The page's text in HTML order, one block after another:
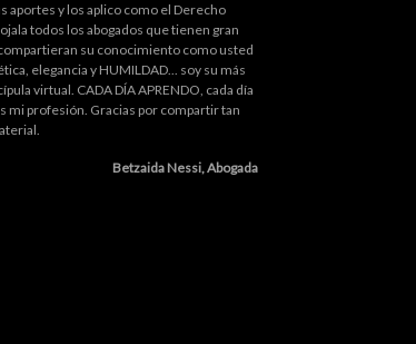
aportes y los aplico como el Derecho
todos los abogados que tienen gran
su conocimiento como usted
elegancia y HUMILDAD... soy su más
virtual. CADA DÍA APRENDO, cada día
mi profesión. Gracias por compartir tan
Betzaida Nessi, Abogada